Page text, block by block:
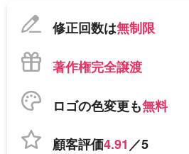
修正回数は無制限
著作権完全譲渡
ロゴの色変更も無料
顧客評価4.91／5